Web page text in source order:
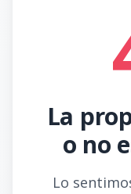
La
o no
Lo